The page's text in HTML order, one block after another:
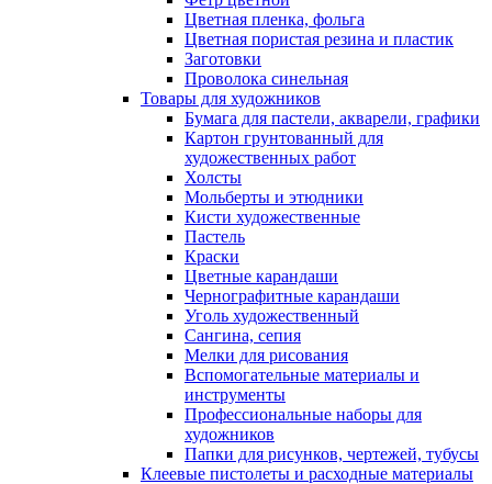
Цветная пленка, фольга
Цветная пористая резина и пластик
Заготовки
Проволока синельная
Товары для художников
Бумага для пастели, акварели, графики
Картон грунтованный для
художественных работ
Холсты
Мольберты и этюдники
Кисти художественные
Пастель
Краски
Цветные карандаши
Чернографитные карандаши
Уголь художественный
Сангина, сепия
Мелки для рисования
Вспомогательные материалы и
инструменты
Профессиональные наборы для
художников
Папки для рисунков, чертежей, тубусы
Клеевые пистолеты и расходные материалы